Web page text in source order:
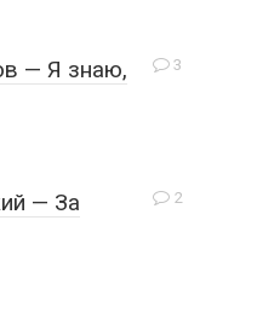
3
— Я знаю,
2
— За